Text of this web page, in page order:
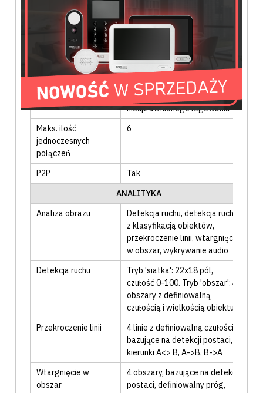
IPv4 , NTP, RTP
RTSP, SSL, SMTP, TCP/IP
UPnP
Zgodne systemy
Protokół własny
, ONVIF
Bezpieczeństwo
Ochrona hasłem, możliwość
definiowania użytkowników
filtr adresów IP, blokada
nieuprawnionego logowania
Maks. ilość
jednoczesnych
połączeń
6
P2P
Tak
ANALITYKA
Analiza obrazu
Detekcja ruchu, detekcja ruchu
z klasyfikacją obiektów,
przekroczenie linii, wtargnięcie
w obszar, wykrywanie audio
Detekcja ruchu
Tryb 'siatka': 22x18 pól,
czułość 0-100. Tryb 'obszar': 4
obszary z definiowalną
czułością i wielkością obiektu
Przekroczenie linii
4 linie z definiowalną czułością
bazujące na detekcji postaci,
kierunki A<> B, A->B, B->A
Wtargnięcie w
obszar
4 obszary, bazujące na detekcji
postaci, definiowalny próg,